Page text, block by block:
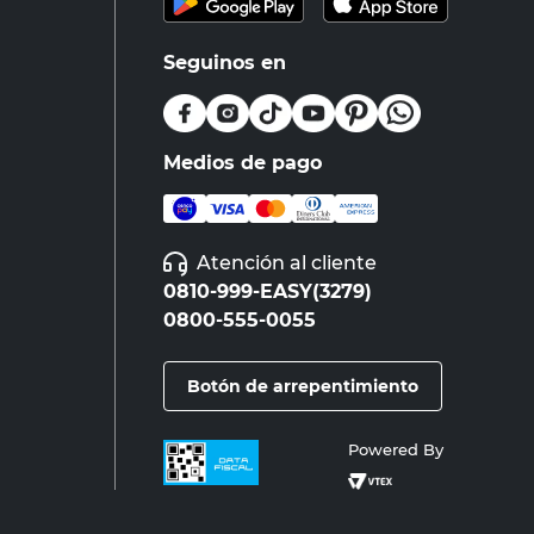
Seguinos en
Medios de pago
Atención al cliente
0810-999-EASY(3279)
0800-555-0055
Botón de arrepentimiento
Powered By